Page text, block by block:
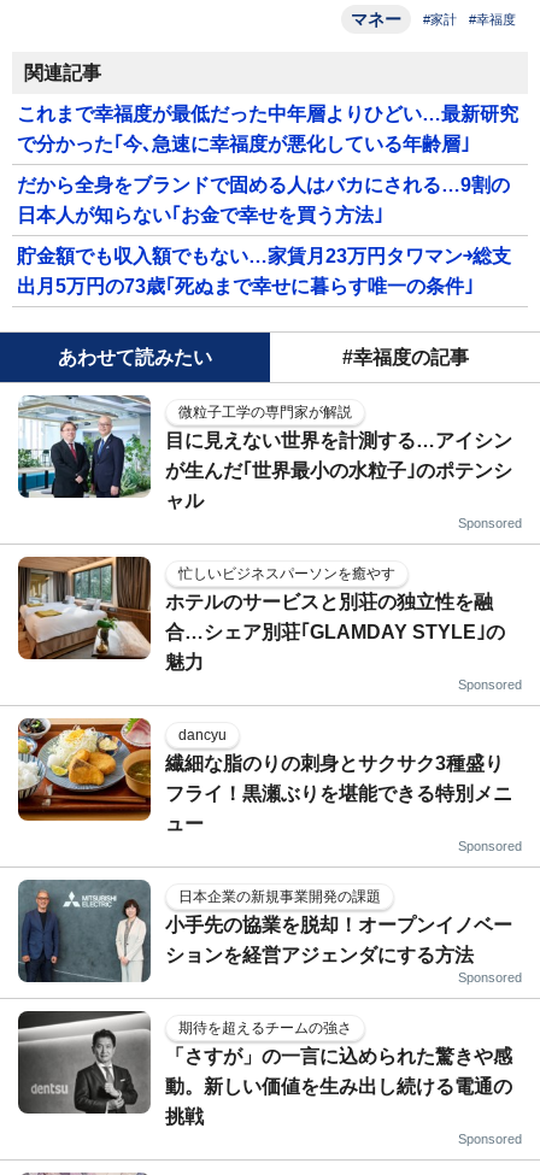
マネー #家計 #幸福度
関連記事
これまで幸福度が最低だった中年層よりひどい…最新研究
で分かった｢今､急速に幸福度が悪化している年齢層｣
だから全身をブランドで固める人はバカにされる…9割の
日本人が知らない｢お金で幸せを買う方法｣
貯金額でも収入額でもない…家賃月23万円タワマン￫総支
出月5万円の73歳｢死ぬまで幸せに暮らす唯一の条件｣
あわせて読みたい #幸福度の記事
微粒子工学の専門家が解説
目に見えない世界を計測する…アイシン
が生んだ｢世界最小の水粒子｣のポテンシ
ャル
Sponsored
忙しいビジネスパーソンを癒やす
ホテルのサービスと別荘の独立性を融
合…シェア別荘｢GLAMDAY STYLE｣の
魅力
Sponsored
dancyu
繊細な脂のりの刺身とサクサク3種盛り
フライ！黒瀬ぶりを堪能できる特別メニ
ュー
Sponsored
日本企業の新規事業開発の課題
小手先の協業を脱却！オープンイノベー
ションを経営アジェンダにする方法
Sponsored
期待を超えるチームの強さ
「さすが」の一言に込められた驚きや感
動。新しい価値を生み出し続ける電通の
挑戦
Sponsored